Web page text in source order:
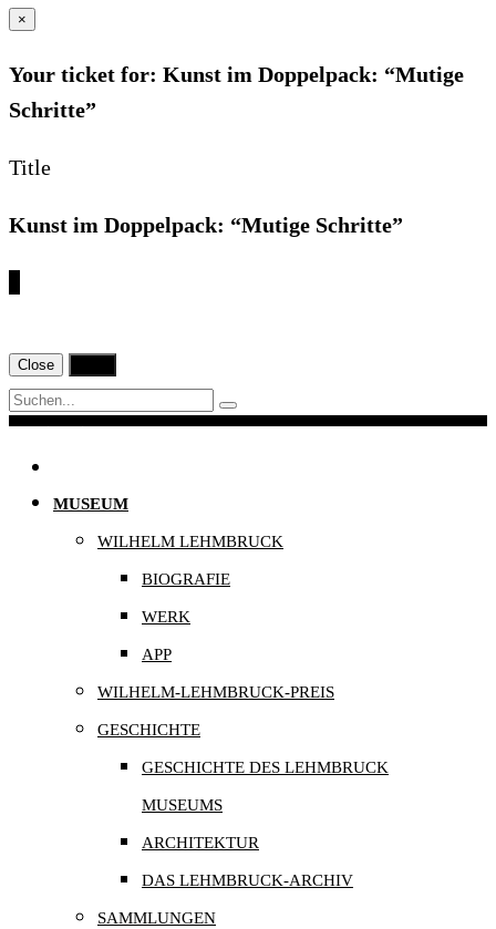
×
Your ticket for: Kunst im Doppelpack: “Mutige
Schritte”
Title
Kunst im Doppelpack: “Mutige Schritte”
Close
Navigation
MUSEUM
WILHELM LEHMBRUCK
BIOGRAFIE
WERK
APP
WILHELM-LEHMBRUCK-PREIS
GESCHICHTE
GESCHICHTE DES LEHMBRUCK
MUSEUMS
ARCHITEKTUR
DAS LEHMBRUCK-ARCHIV
SAMMLUNGEN